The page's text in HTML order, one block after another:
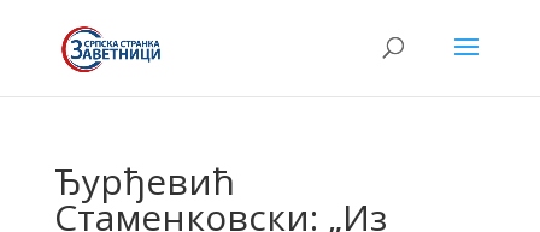
Ђурђевић
Стаменковски: „Из